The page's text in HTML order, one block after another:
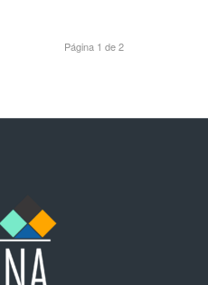
Página 1 de 2